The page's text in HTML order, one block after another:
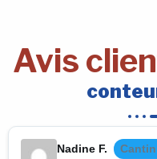
Avis
Nadine F.